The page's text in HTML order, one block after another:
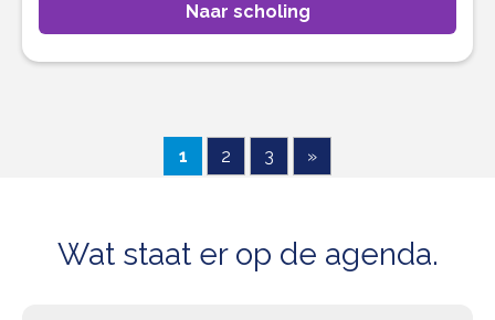
Naar scholing
1 2 3 »
Wat staat er op de agenda.